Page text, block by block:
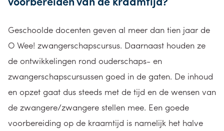
Geschoolde docenten geven al meer dan tien jaar de
O Wee! zwangerschapscursus. Daarnaast houden ze
de ontwikkelingen rond ouderschaps- en
zwangerschapscursussen goed in de gaten. De inhoud
en opzet gaat dus steeds met de tijd en de wensen van
de zwangere/zwangere stellen mee. Een goede
voorbereiding op de kraamtijd is namelijk het halve